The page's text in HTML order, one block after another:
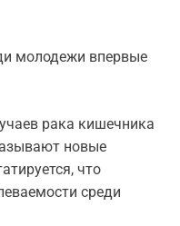
молодежи впервые
рака кишечника
новые
что
среди